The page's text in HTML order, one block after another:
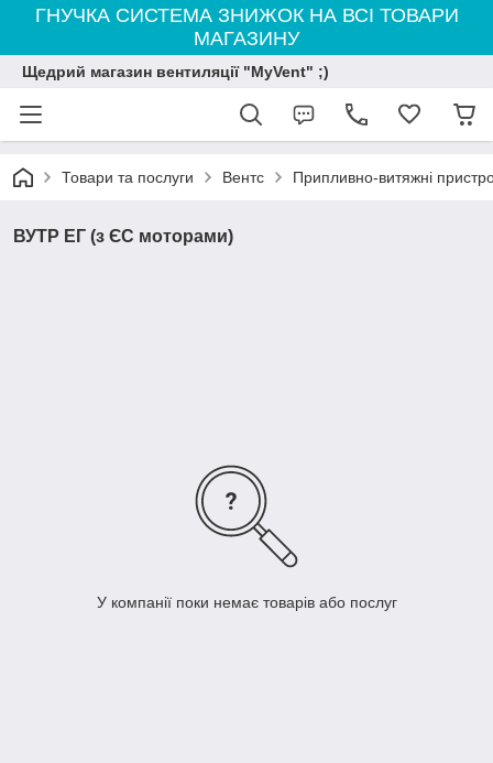
ГНУЧКА СИСТЕМА ЗНИЖОК НА ВСІ ТОВАРИ
МАГАЗИНУ
Щедрий магазин вентиляції "MyVent" ;)
Товари та послуги Вентс Припливно-витяжні
ВУТР ЕГ (з ЄС моторами)
У компанії поки немає товарів або послуг